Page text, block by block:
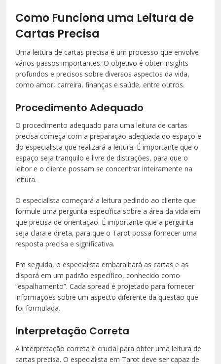
Como Funciona uma Leitura de
Cartas Precisa
Uma leitura de cartas precisa é um processo que envolve
vários passos importantes. O objetivo é obter insights
profundos e precisos sobre diversos aspectos da vida,
como amor, carreira, finanças e saúde, entre outros.
Procedimento Adequado
O procedimento adequado para uma leitura de cartas
precisa começa com a preparação adequada do espaço e
do especialista que realizará a leitura. É importante que o
espaço seja tranquilo e livre de distrações, para que o
leitor e o cliente possam se concentrar inteiramente na
leitura.
O especialista começará a leitura pedindo ao cliente que
formule uma pergunta específica sobre a área da vida em
que precisa de orientação. É importante que a pergunta
seja clara e direta, para que o Tarot possa fornecer uma
resposta precisa e significativa.
Em seguida, o especialista embaralhará as cartas e as
disporá em um padrão específico, conhecido como
“espalhamento”. Cada spread é projetado para fornecer
informações sobre um aspecto diferente da questão que
foi formulada.
Interpretação Correta
A interpretação correta é crucial para obter uma leitura de
cartas precisa. O especialista em Tarot deve ser capaz de